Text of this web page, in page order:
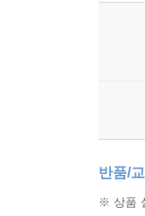
반품/
※ 상품